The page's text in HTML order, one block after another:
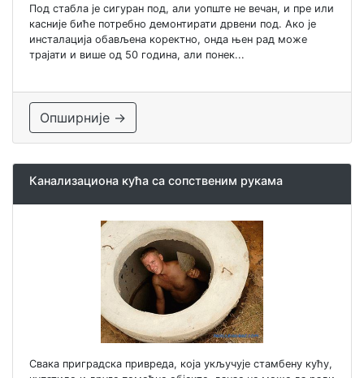
Под стабла је сигуран под, али уопште не вечан, и пре или
касније биће потребно демонтирати дрвени под. Ако је
инсталација обављена коректно, онда њен рад може
трајати и више од 50 година, али понек...
Опширније →
Канализациона кућа са сопственим рукама
Свака приградска привреда, која укључује стамбену кућу,